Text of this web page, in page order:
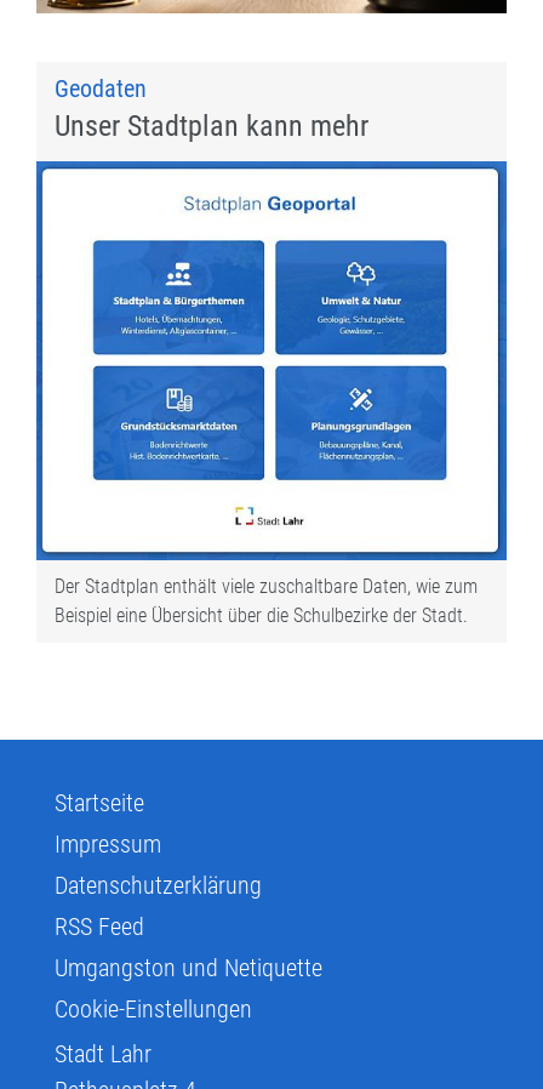
Geodaten
Unser Stadtplan kann mehr
Der Stadtplan enthält viele zuschaltbare Daten, wie zum
Beispiel eine Übersicht über die Schulbezirke der Stadt.
Startseite
Impressum
Datenschutzerklärung
RSS Feed
Umgangston und Netiquette
Cookie-Einstellungen
Stadt Lahr